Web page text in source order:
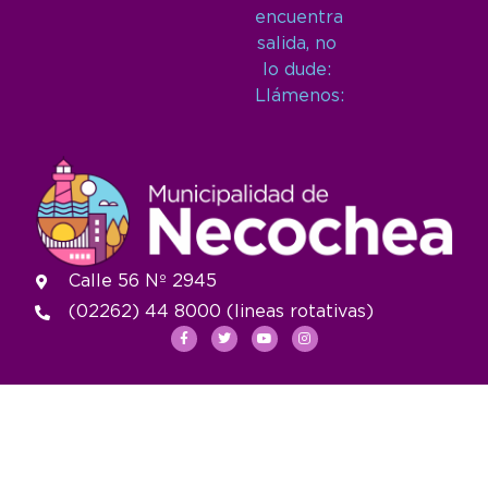
encuentra
salida, no
lo dude:
Llámenos:
Calle 56 Nº 2945
(02262) 44 8000 (lineas rotativas)